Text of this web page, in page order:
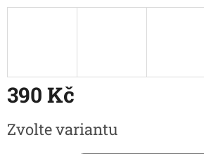
390 Kč
cena:
Zvolte variantu